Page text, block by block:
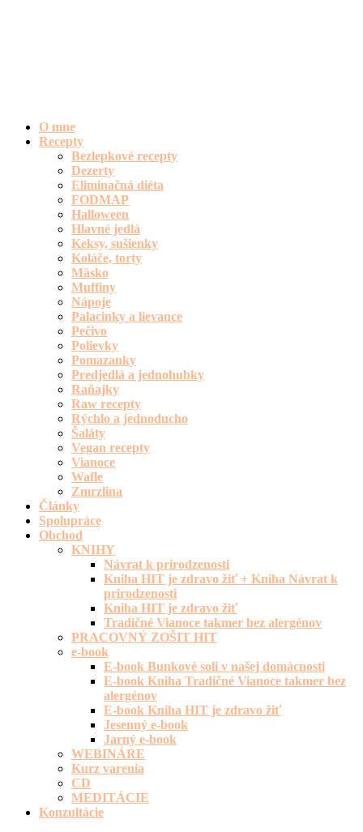
O mne
Recepty
Bezlepkové recepty
Dezerty
Eliminačná diéta
FODMAP
Halloween
Hlavné jedlá
Keksy, sušienky
Koláče, torty
Mäsko
Muffiny
Nápoje
Palacinky a lievance
Pečivo
Polievky
Pomazanky
Predjedlá a jednohubky
Raňajky
Raw recepty
Rýchlo a jednoducho
Šaláty
Vegan recepty
Vianoce
Wafle
Zmrzlina
Články
Spolupráce
Obchod
KNIHY
Návrat k prirodzenosti
Kniha HIT je zdravo žiť + Kniha Návrat k
prirodzenosti
Kniha HIT je zdravo žiť
Tradičné Vianoce takmer bez alergénov
PRACOVNÝ ZOŠIT HIT
e-book
E-book Bunkové soli v našej domácnosti
E-book Kniha Tradičné Vianoce takmer bez
alergénov
E-book Kniha HIT je zdravo žiť
Jesenný e-book
Jarný e-book
WEBINÁRE
Kurz varenia
CD
MEDITÁCIE
Konzultácie